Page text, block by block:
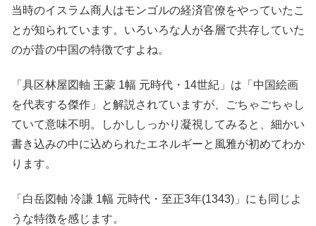
当時のイスラム商人はモンゴルの経済官僚をやっていたこ
とが知られています。いろいろな人が各層で共存していた
のが昔の中国の特徴ですよね。
「具区林屋図軸 王蒙 1幅 元時代・14世紀」は「中国絵画
を代表する傑作」と解説されていますが、ごちゃごちゃし
ていて意味不明。しかししっかり凝視してみると、細かい
書き込みの中に込められたエネルギーと風雅が初めてわか
ります。
「白岳図軸 冷謙 1幅 元時代・至正3年(1343)」にも同じよ
うな特徴を感じます。